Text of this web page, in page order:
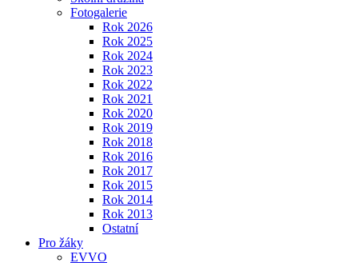
Fotogalerie
Rok 2026
Rok 2025
Rok 2024
Rok 2023
Rok 2022
Rok 2021
Rok 2020
Rok 2019
Rok 2018
Rok 2016
Rok 2017
Rok 2015
Rok 2014
Rok 2013
Ostatní
Pro žáky
EVVO